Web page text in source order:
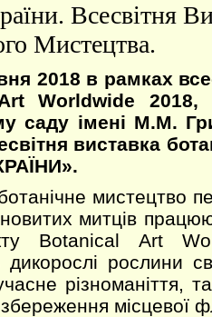
Всесвітня
Мистецтва.
2018 в рамках
Worldwide 2018,
саду імені М.М.
виставка
мистецтво
митців
Botanical Art
дикорослі рослини
різноманіття,
збереження місцевої